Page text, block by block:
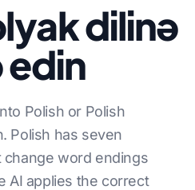
dilinə
Polish or Polish
Polish has seven
change word endings
AI applies the correct